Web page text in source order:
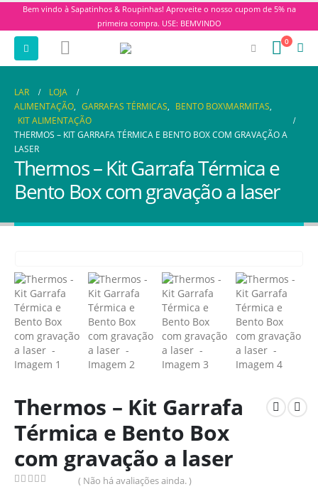
Bem vindo à Sapatinhos & Roupinhas! Aproveite o nosso cupom de 5% na
primeira compra. USE: BEMVINDO
0
LAR
LOJA
ALIMENTAÇÃO, GARRAFAS TÉRMICAS, BENTO BOX\MARMITAS,
KIT ALIMENTAÇÃO
THERMOS – KIT GARRAFA TÉRMICA E BENTO BOX COM GRAVAÇÃO A
LASER
Thermos – Kit Garrafa Térmica e
Bento Box com gravação a laser
Thermos – Kit Garrafa
Térmica e Bento Box
com gravação a laser
( Não há avaliações ainda. )